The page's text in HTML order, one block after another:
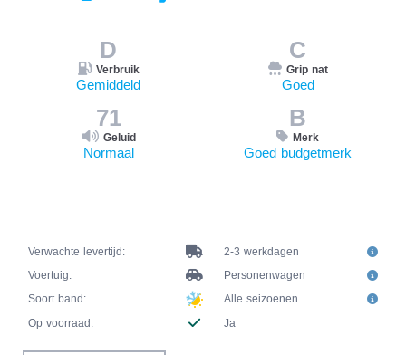
D
Verbruik
Gemiddeld
C
Grip nat
Goed
71
Geluid
Normaal
B
Merk
Goed budgetmerk
Verwachte levertijd:
2-3 werkdagen
Voertuig:
Personenwagen
Soort band:
Alle seizoenen
Op voorraad:
Ja